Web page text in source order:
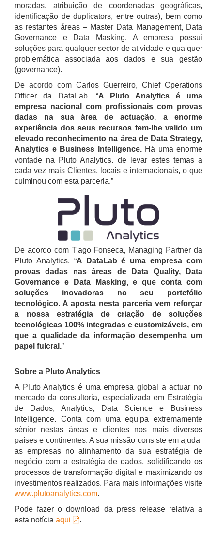
moradas, atribuição de coordenadas geográficas,
identificação de duplicators, entre outras), bem como
as restantes áreas – Master Data Management, Data
Governance e Data Masking. A empresa possui
soluções para qualquer sector de atividade e qualquer
problemática associada aos dados e sua gestão
(governance).
De acordo com Carlos Guerreiro, Chief Operations
Officer da DataLab, “A Pluto Analytics é uma
empresa nacional com profissionais com provas
dadas na sua área de actuação, a enorme
experiência dos seus recursos tem-lhe valido um
elevado reconhecimento na área de Data Strategy,
Analytics e Business Intelligence.Há uma enorme
vontade na Pluto Analytics, de levar estes temas a
cada vez mais Clientes, locais e internacionais, o que
culminou com esta parceria.”
De acordo com Tiago Fonseca, Managing Partner da
Pluto Analytics, “A DataLab é uma empresa com
provas dadas nas áreas de Data Quality, Data
Governance e Data Masking, e que conta com
soluções inovadoras no seu portefólio
tecnológico. A aposta nesta parceria vem reforçar
a nossa estratégia de criação de soluções
tecnológicas 100% integradas e customizáveis, em
que a qualidade da informação desempenha um
papel fulcral.”
Sobre a Pluto Analytics
A Pluto Analytics é uma empresa global a actuar no
mercado da consultoria, especializada em Estratégia
de Dados, Analytics, Data Science e Business
Intelligence. Conta com uma equipa extremamente
sénior nestas áreas e clientes nos mais diversos
países e continentes. A sua missão consiste em ajudar
as empresas no alinhamento da sua estratégia de
negócio com a estratégia de dados, solidificando os
processos de transformação digital e maximizando os
investimentos realizados. Para mais informações visite
www.plutoanalytics.com.
Pode fazer o download da press release relativa a
esta notícia aqui .